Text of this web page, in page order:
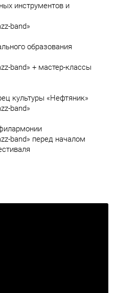
инструментов и
band»
образования
band» + мастер-классы
культуры «Нефтяник»
band»
band» перед началом